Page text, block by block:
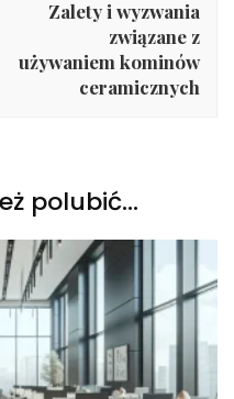
Zalety i wyzwania
związane z
używaniem kominów
ceramicznych
polubić…